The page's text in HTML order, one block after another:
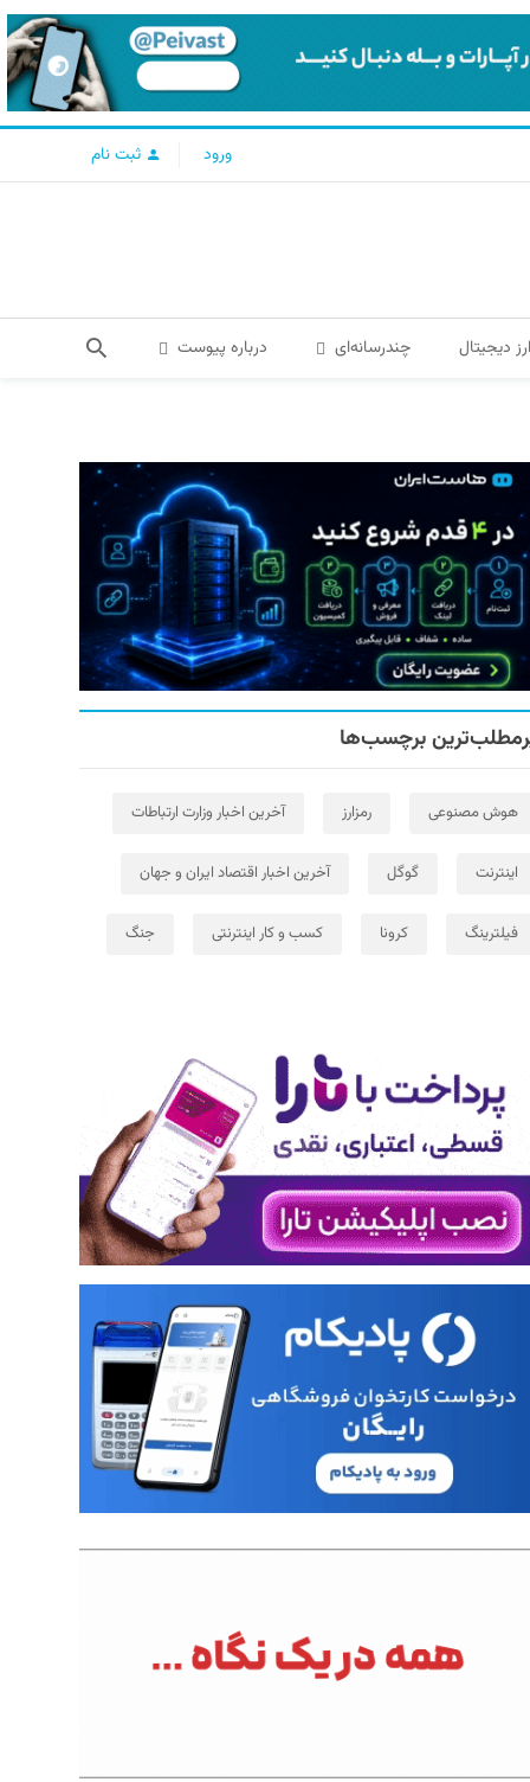
ورود ثبت نام
ارز دیجیتال چندرسانه‌ای درباره پیوست
برچسب‌ها
هوش مصنوعی رمزارز آخرین اخبار وزارت ارتباطات
اینترنت گوگل آخرین اخبار اقتصاد ایران و جهان
فیلترینگ کرونا کسب و کار اینترنتی جنگ